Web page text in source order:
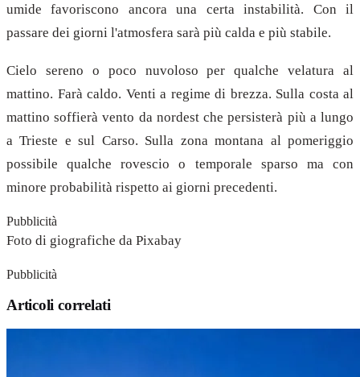
umide favoriscono ancora una certa instabilità. Con il
passare dei giorni l'atmosfera sarà più calda e più stabile.
Cielo sereno o poco nuvoloso per qualche velatura al
mattino. Farà caldo. Venti a regime di brezza. Sulla costa al
mattino soffierà vento da nordest che persisterà più a lungo
a Trieste e sul Carso. Sulla zona montana al pomeriggio
possibile qualche rovescio o temporale sparso ma con
minore probabilità rispetto ai giorni precedenti.
Pubblicità
Foto di giografiche da Pixabay
Pubblicità
Articoli correlati